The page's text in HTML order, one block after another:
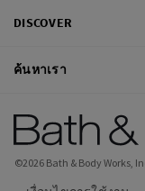
DISCOVER
ค้นหาเรา
©2026 Bath & Body Works,